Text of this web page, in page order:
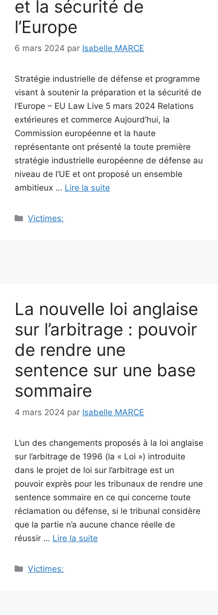
et la sécurité de
l’Europe
6 mars 2024 par Isabelle MARCE
Stratégie industrielle de défense et programme
visant à soutenir la préparation et la sécurité de
l’Europe – EU Law Live 5 mars 2024 Relations
extérieures et commerce Aujourd’hui, la
Commission européenne et la haute
représentante ont présenté la toute première
stratégie industrielle européenne de défense au
niveau de l’UE et ont proposé un ensemble
ambitieux … Lire la suite
Catégories
Victimes:
La nouvelle loi anglaise
sur l’arbitrage : pouvoir
de rendre une
sentence sur une base
sommaire
4 mars 2024 par Isabelle MARCE
L’un des changements proposés à la loi anglaise
sur l’arbitrage de 1996 (la « Loi ») introduite
dans le projet de loi sur l’arbitrage est un
pouvoir exprès pour les tribunaux de rendre une
sentence sommaire en ce qui concerne toute
réclamation ou défense, si le tribunal considère
que la partie n’a aucune chance réelle de
réussir … Lire la suite
Catégories
Victimes: